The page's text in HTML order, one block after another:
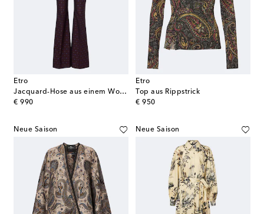
Etro
Jacquard-Hose aus einem Wollgemisch
€ 990
original price
Etro
Top aus Rippstrick
€ 950
original price
Neue Saison Neue Saison